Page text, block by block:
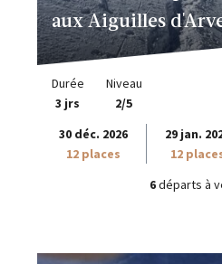
aux Aiguilles
Durée
3 jrs
Niveau
2/5
30 déc. 2026
12 places
29 jan.
12
6départs à